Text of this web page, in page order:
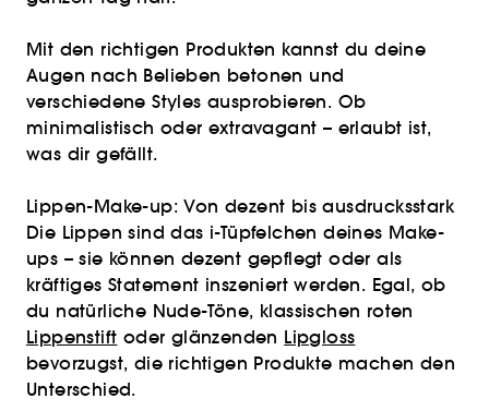
Mit den richtigen Produkten kannst du deine
Augen nach Belieben betonen und
verschiedene Styles ausprobieren. Ob
minimalistisch oder extravagant – erlaubt ist,
was dir gefällt.
Lippen-Make-up: Von dezent bis ausdrucksstark
Die Lippen sind das i-Tüpfelchen deines Make-
ups – sie können dezent gepflegt oder als
kräftiges Statement inszeniert werden. Egal, ob
du natürliche Nude-Töne, klassischen roten
Lippenstift oder glänzenden Lipgloss
bevorzugst, die richtigen Produkte machen den
Unterschied.